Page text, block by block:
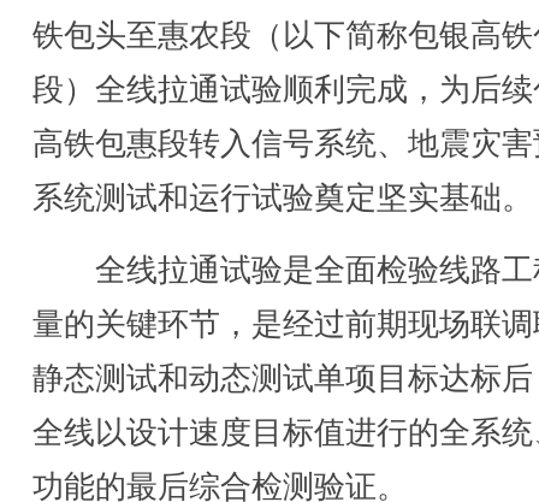
铁包头至惠农段（以下简称包银高
段）全线拉通试验顺利完成，为后
高铁包惠段转入信号系统、地震灾
系统测试和运行试验奠定坚实基础。
全线拉通试验是全面检验线路工
量的关键环节，是经过前期现场联
静态测试和动态测试单项目标达标
全线以设计速度目标值进行的全系
功能的最后综合检测验证。